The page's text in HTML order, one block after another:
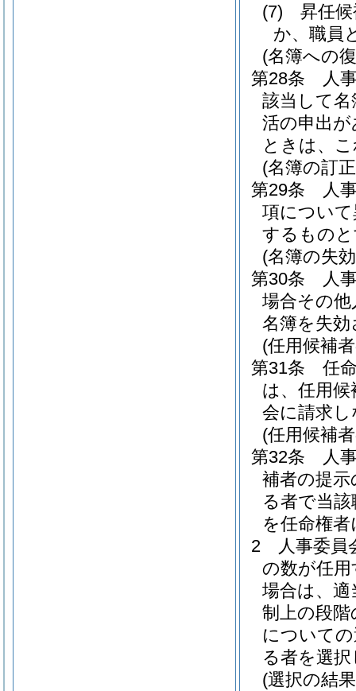
(7)
昇任
か、職員
(名簿への
第28条
人
該当して
活の申出
ときは、
(名簿の訂
第29条
人
項につい
するもの
(名簿の失
第30条
人
場合その
名簿を失
(任用候補
第31条
任
は、任用
会に請求
(任用候補
第32条
人
補者の提
る者で当
を任命権
2
人事委員
の数が任
場合は、
制上の段階
について
る者を選
(選択の結